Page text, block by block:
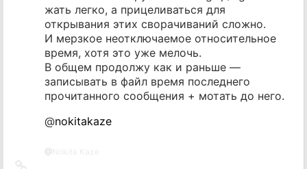
жать легко, а прицеливаться для
открывания этих сворачиваний сложно.
И мерзкое неотключаемое относительное
время, хотя это уже мелочь.
В общем продолжу как и раньше —
записывать в файл время последнего
прочитанного сообщения + мотать до него.
@nokitakaze
@